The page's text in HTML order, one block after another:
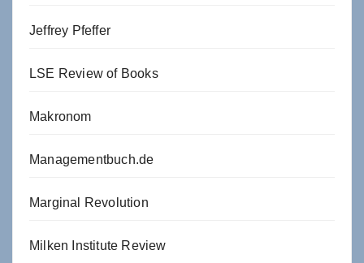
Jeffrey Pfeffer
LSE Review of Books
Makronom
Managementbuch.de
Marginal Revolution
Milken Institute Review